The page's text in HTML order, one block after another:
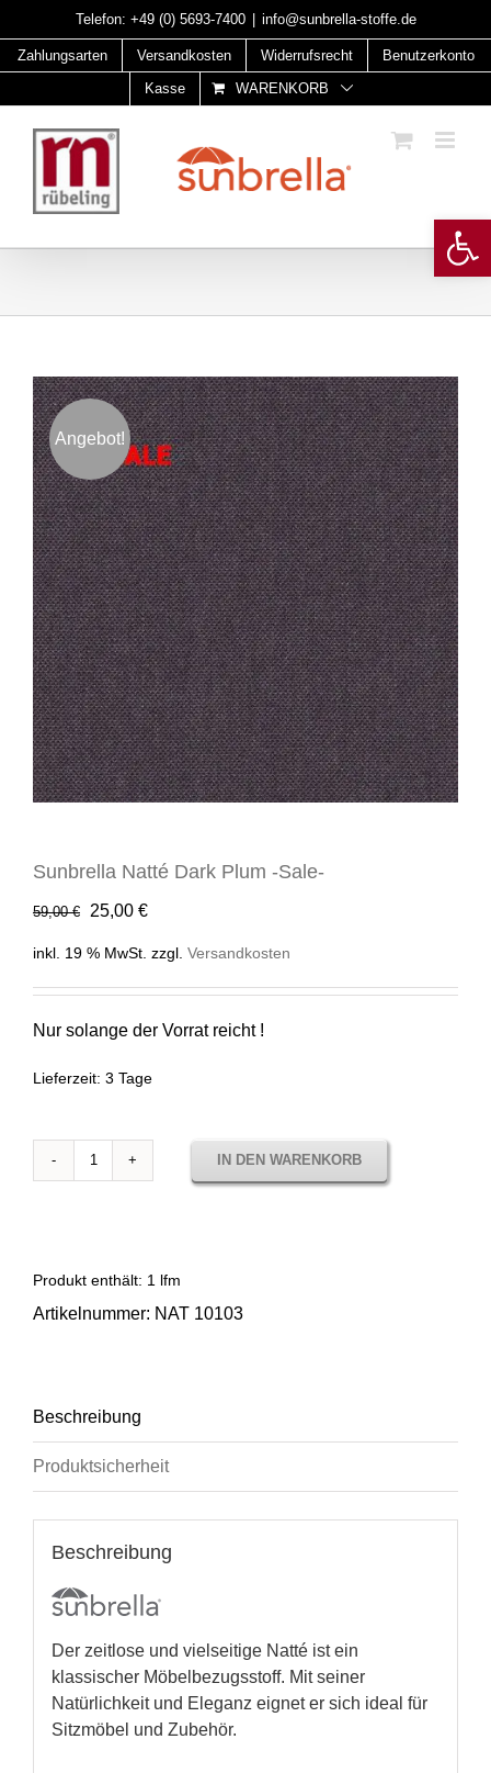
to
content
Telefon: +49 (0) 5693-7400 info@sunbrella-stoffe.de
Zahlungsarten Versandkosten Widerrufsrecht
Benutzerkonto
Kasse
WARENKORB
Angebot!
Sunbrella Natté Dark Plum -Sale-
59,00€
Ursprünglicher
war:
59,00 €
25,00 €Aktueller
ist:
25,00 €.
inkl. 19 % MwSt. zzgl. Versandkosten
Nur solange der Vorrat reicht !
Lieferzeit: 3 Tage
Sunbrella
-
IN DEN WARENKORB
Produkt enthält: 1 lfm
Artikelnummer: NAT 10103
Beschreibung
Produktsicherheit
Beschreibung
Der zeitlose und vielseitige Natté ist ein
klassischer Möbelbezugsstoff. Mit seiner
Natürlichkeit und Eleganz eignet er sich ideal für
Sitzmöbel und Zubehör.